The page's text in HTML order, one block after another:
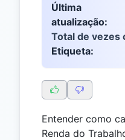
Última
atualização:
Total de vezes
Etiqueta:
Entender como
Renda do